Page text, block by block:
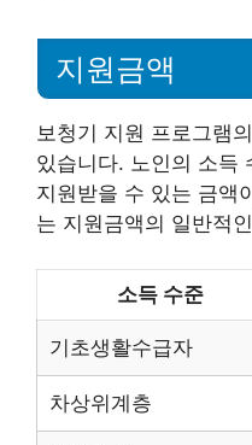
지원금액
보청기 지원 프로그램
있습니다. 노인의 소득
지원받을 수 있는 금액
는 지원금액의 일반적
소득 수준
기초생활수급자
차상위계층